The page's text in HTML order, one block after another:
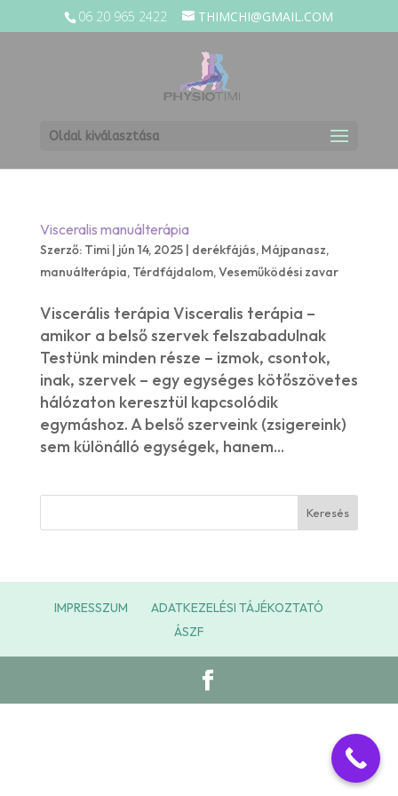
06 20 965 2422 THIMCHI@GMAIL.COM
Oldal kiválasztása
Visceralis manuálterápia
Szerző: Timi| jún 14, 2025| derékfájás, Májpanasz,
manuálterápia, Térdfájdalom,Veseműködési zavar
Viscerális terápia Visceralis terápia –
amikor a belső szervek felszabadulnak
Testünk minden része – izmok, csontok,
inak, szervek – egy egységes kötőszövetes
hálózaton keresztül kapcsolódik
egymáshoz. A belső szerveink (zsigereink)
sem különálló egységek, hanem...
IMPRESSZUM
ADATKEZELÉSI TÁJÉKOZTATÓ
ÁSZF